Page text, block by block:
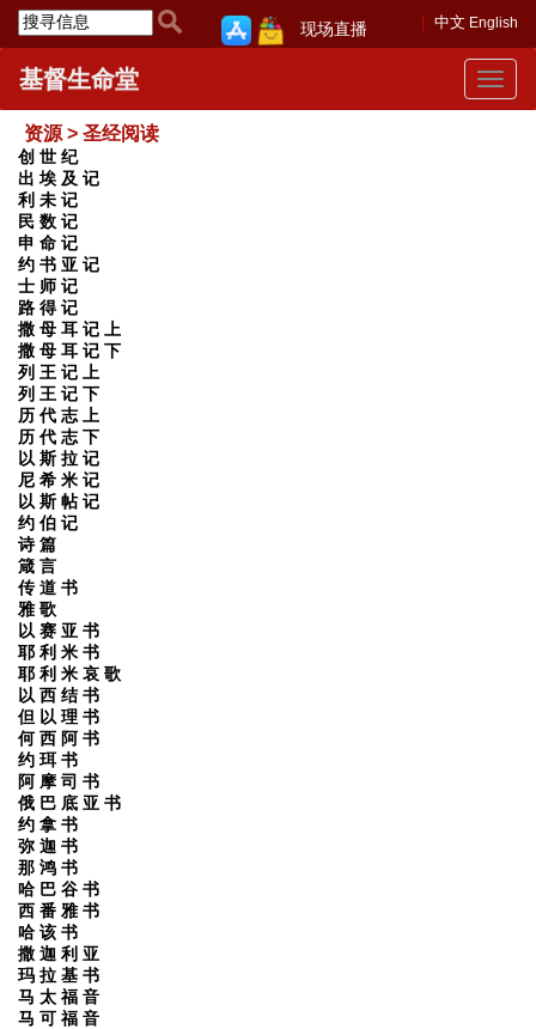
中文 English
现场直播
Toggle
基督生命堂
资源 > 圣经阅读
创 世 纪
出 埃 及 记
利 未 记
民 数 记
申 命 记
约 书 亚 记
士 师 记
路 得 记
撒 母 耳 记 上
撒 母 耳 记 下
列 王 记 上
列 王 记 下
历 代 志 上
历 代 志 下
以 斯 拉 记
尼 希 米 记
以 斯 帖 记
约 伯 记
诗 篇
箴 言
传 道 书
雅 歌
以 赛 亚 书
耶 利 米 书
耶 利 米 哀 歌
以 西 结 书
但 以 理 书
何 西 阿 书
约 珥 书
阿 摩 司 书
俄 巴 底 亚 书
约 拿 书
弥 迦 书
那 鸿 书
哈 巴 谷 书
西 番 雅 书
哈 该 书
撒 迦 利 亚
玛 拉 基 书
马 太 福 音
马 可 福 音